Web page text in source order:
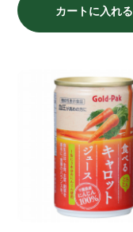
カートに入れる